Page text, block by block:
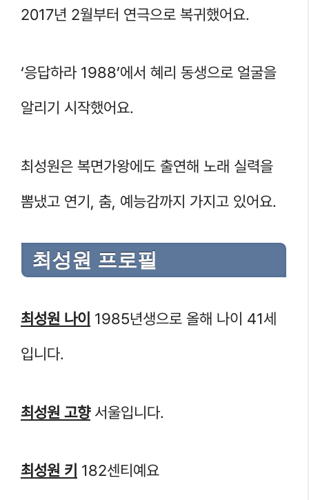
2017년 2월부터 연극으로 복귀했어요.
‘응답하라 1988’에서 혜리 동생으로 얼굴을
알리기 시작했어요.
최성원은 복면가왕에도 출연해 노래 실력을
뽐냈고 연기, 춤, 예능감까지 가지고 있어요.
최성원 프로필
최성원 나이 1985년생으로 올해 나이 41세
입니다.
최성원 고향서울입니다.
최성원 키 182센티예요